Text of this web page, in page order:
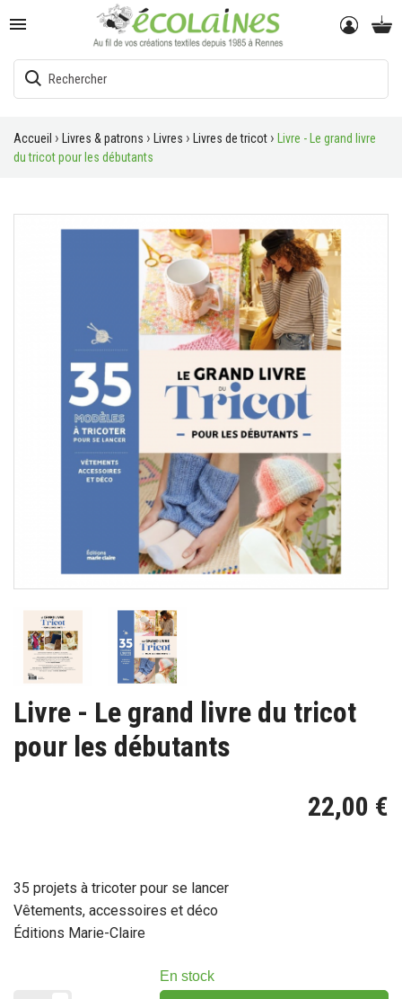

Accueil Livres & patrons Livres Livres de tricot
Livre - Le grand livre
du tricot pour les débutants
Livre - Le grand livre du tricot
pour les débutants
22,00 €
35 projets à tricoter pour se lancer
Vêtements, accessoires et déco
Éditions Marie-Claire
En stock